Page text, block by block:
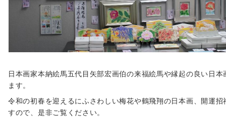
日本画家本納絵馬五代目矢部宏画伯の来福絵馬や縁起の良い日
ます。
令和の初春を迎えるにふさわしい梅花や鶴飛翔の日本画、開運
すので、是非ご覧ください。